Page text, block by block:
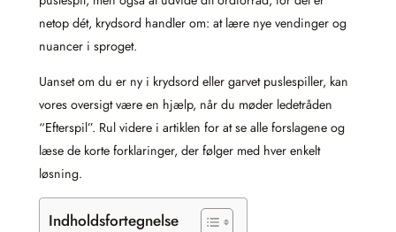
netop dét, krydsord handler om: at lære nye vendinger og
nuancer i sproget.
Uanset om du er ny i krydsord eller garvet puslespiller, kan
vores oversigt være en hjælp, når du møder ledetråden
“Efterspil”. Rul videre i artiklen for at se alle forslagene og
læse de korte forklaringer, der følger med hver enkelt
løsning.
Indholdsfortegnelse